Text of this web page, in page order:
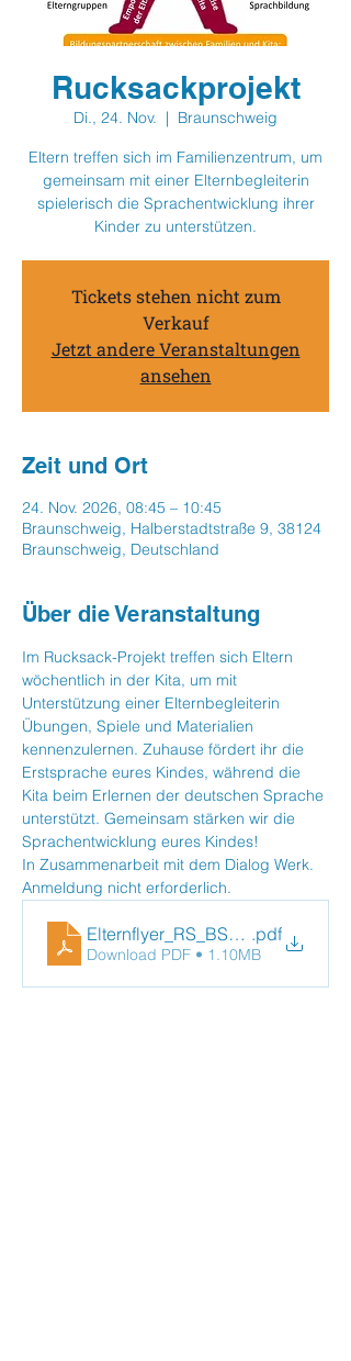
Rucksackprojekt
Di., 24. Nov.
  |
Braunschweig
Eltern treffen sich im Familienzentrum, um
gemeinsam mit einer Elternbegleiterin
spielerisch die Sprachentwicklung ihrer
Kinder zu unterstützen.
Tickets stehen nicht zum
Verkauf
Jetzt andere Veranstaltungen
ansehen
Zeit und Ort
24. Nov. 2026, 08:45 – 10:45
Braunschweig, Halberstadtstraße 9, 38124
Braunschweig, Deutschland
Über die Veranstaltung
Im Rucksack-Projekt treffen sich Eltern
wöchentlich in der Kita, um mit
Unterstützung einer Elternbegleiterin
Übungen, Spiele und Materialien
kennenzulernen. Zuhause fördert ihr die
Erstsprache eures Kindes, während die
Kita beim Erlernen der deutschen Sprache
unterstützt. Gemeinsam stärken wir die
Sprachentwicklung eures Kindes!
In Zusammenarbeit mit dem Dialog Werk.
Anmeldung nicht erforderlich.
Elternflyer_RS_BS_deutsch_neu
.pdf
Download PDF • 1.10MB